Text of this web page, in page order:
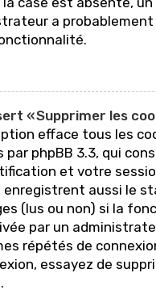
a
« Supprimer les
efface tous les
par phpBB 3.3, qui
et votre
enregistrent aussi le
(lus ou non) si la
par un
répétés de
essayez de